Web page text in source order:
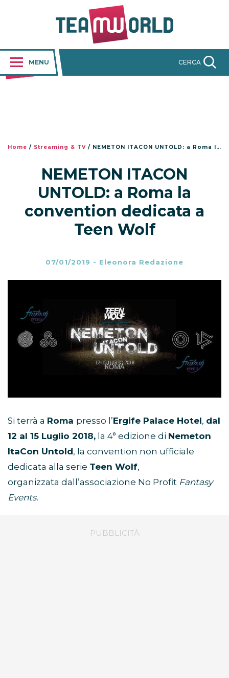
MENU CERCA
Home / Streaming & TV / NEMETON ITACON UNTOLD: a Roma la convention dedicata a Teen Wolf
NEMETON ITACON
UNTOLD: a Roma la
convention dedicata a
Teen Wolf
07/01/2019 - Eleonora Redazione
Si terrà a Roma presso l’Ergife Palace Hotel, dal
12 al 15 Luglio 2018, la 4° edizione di Nemeton
ItaCon Untold, la convention non ufficiale
dedicata alla serie Teen Wolf,
organizzata dall’associazione No Profit Fantasy
Events.